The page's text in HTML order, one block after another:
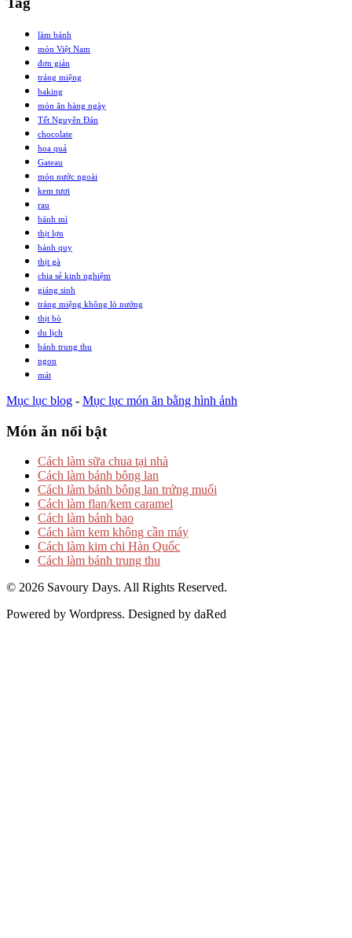
làm bánh
món Việt Nam
đơn giản
tráng miệng
baking
món ăn hàng ngày
Tết Nguyên Đán
chocolate
hoa quả
Gateau
món nước ngoài
kem tươi
rau
bánh mì
thịt lợn
bánh quy
thịt gà
chia sẻ kinh nghiệm
giáng sinh
tráng miệng không lò nướng
thịt bò
du lịch
bánh trung thu
ngon
mát
Mục lục blog - Mục lục món ăn bằng hình ảnh
Món ăn nổi bật
Cách làm sữa chua tại nhà
Cách làm bánh bông lan
Cách làm bánh bông lan trứng muối
Cách làm flan/kem caramel
Cách làm bánh bao
Cách làm kem không cần máy
Cách làm kim chi Hàn Quốc
Cách làm bánh trung thu
© 2026 Savoury Days. All Rights Reserved.
Powered by Wordpress. Designed by daRed